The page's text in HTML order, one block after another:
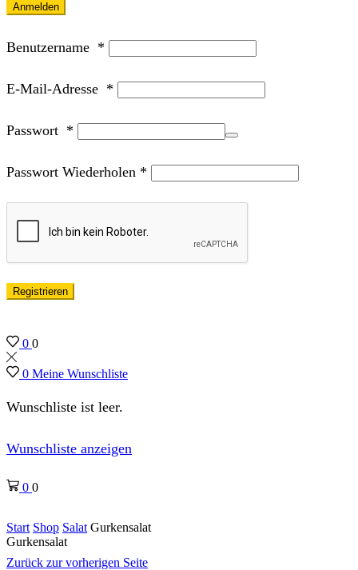
Anmelden
Benutzername *
E-Mail-Adresse *
Passwort *
Passwort Wiederholen *
Registrieren
0 0
0 Meine Wunschliste
Wunschliste ist leer.
Wunschliste anzeigen
0 0
Start Shop Salat Gurkensalat
Gurkensalat
Zurück zur vorherigen Seite